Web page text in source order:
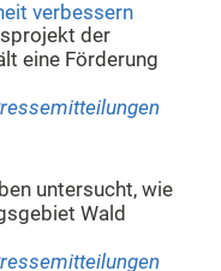
verbessern
der
eine Förderung
untersucht, wie
Wald